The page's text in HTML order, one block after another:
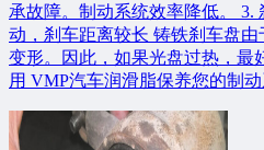
承故障。制动系统效率降低。 3.
动，刹车距离较长 铸铁刹车盘
变形。因此，如果光盘过热，最
用 VMP汽车润滑脂保养您的制动